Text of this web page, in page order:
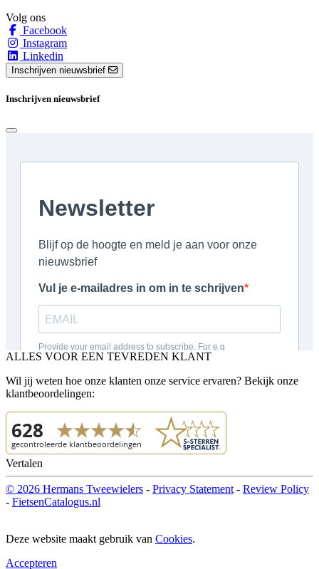
Volg ons
Facebook
Instagram
Linkedin
Inschrijven nieuwsbrief
Inschrijven nieuwsbrief
ALLES VOOR EEN TEVREDEN KLANT
Wil jij weten hoe onze klanten onze service ervaren? Bekijk onze
klantbeoordelingen:
Vertalen
© 2026 Hermans Tweewielers - Privacy Statement - Review Policy
- FietsenCatalogus.nl
Deze website maakt gebruik van Cookies.
Accepteren